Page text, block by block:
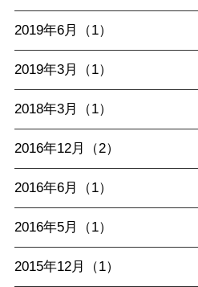
2019年6月（1）
2019年3月（1）
2018年3月（1）
2016年12月（2）
2016年6月（1）
2016年5月（1）
2015年12月（1）